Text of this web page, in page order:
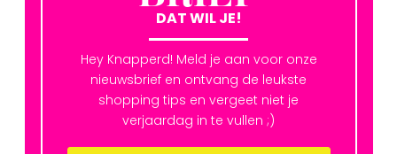
DAT WIL JE!
Hey Knapperd! Meld je aan voor onze
nieuwsbrief en ontvang de leukste
shopping tips en vergeet niet je
verjaardag in te vullen ;)